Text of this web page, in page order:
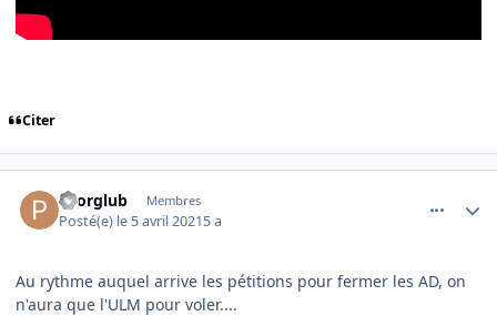
Citer
Pzorglub Membres
Posté(e) le 5 avril 20215 a
Au rythme auquel arrive les pétitions pour fermer les AD, on
n'aura que l'ULM pour voler....